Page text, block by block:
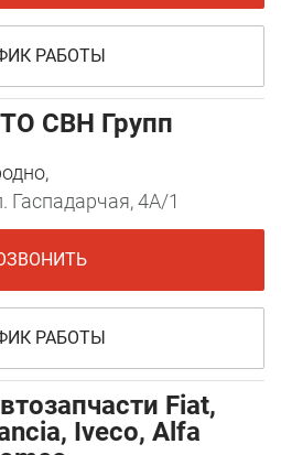
РАБОТЫ
СВН Групп
Гаспадарчая, 4А/1
РАБОТЫ
Fiat,
Iveco, Alfa